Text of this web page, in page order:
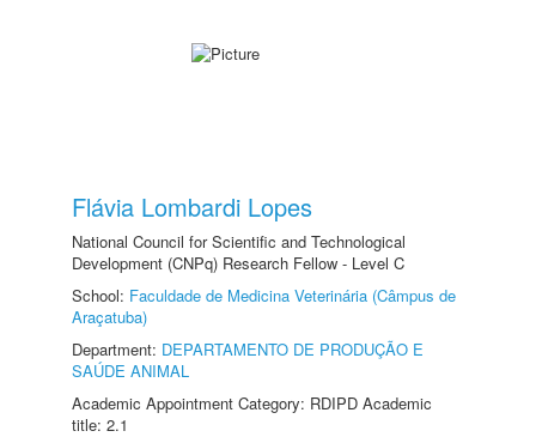
Flávia Lombardi Lopes
National Council for Scientific and Technological
Development (CNPq) Research Fellow - Level C
School: Faculdade de Medicina Veterinária (Câmpus de
Araçatuba)
Department: DEPARTAMENTO DE PRODUÇÃO E
SAÚDE ANIMAL
Academic Appointment Category: RDIPD Academic
title: 2.1